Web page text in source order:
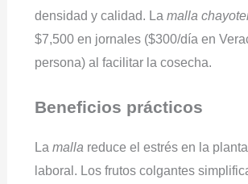
densidad y calidad. La malla
$7,500 en jornales ($300/día en
persona) al facilitar la cosecha.
Beneficios prácticos
La malla reduce el estrés en la
laboral. Los frutos colgantes